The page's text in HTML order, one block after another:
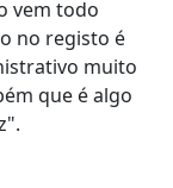
vem todo
no registo é
muito
que é algo